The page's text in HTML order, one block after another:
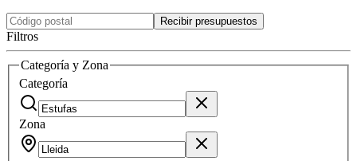
Recibir presupuestos
Filtros
Categoría y Zona
Categoría
Zona